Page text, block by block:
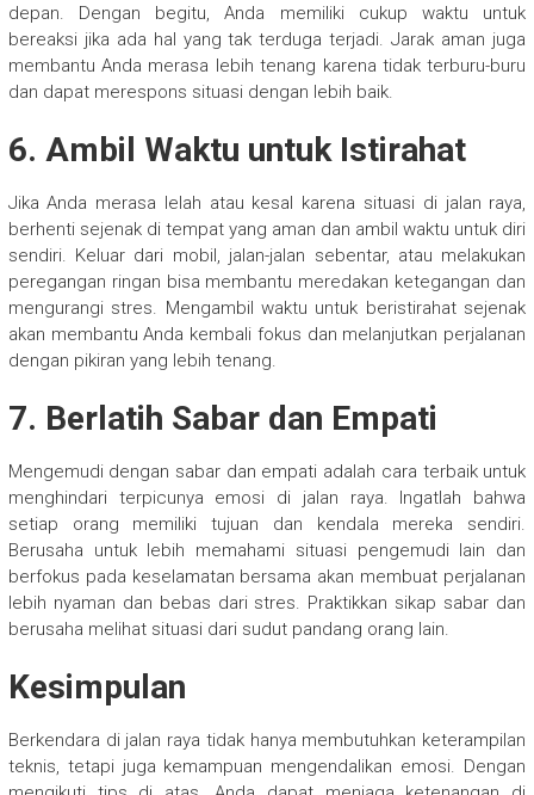
depan. Dengan begitu, Anda memiliki cukup waktu untuk
bereaksi jika ada hal yang tak terduga terjadi. Jarak aman juga
membantu Anda merasa lebih tenang karena tidak terburu-buru
dan dapat merespons situasi dengan lebih baik.
6. Ambil Waktu untuk Istirahat
Jika Anda merasa lelah atau kesal karena situasi di jalan raya,
berhenti sejenak di tempat yang aman dan ambil waktu untuk diri
sendiri. Keluar dari mobil, jalan-jalan sebentar, atau melakukan
peregangan ringan bisa membantu meredakan ketegangan dan
mengurangi stres. Mengambil waktu untuk beristirahat sejenak
akan membantu Anda kembali fokus dan melanjutkan perjalanan
dengan pikiran yang lebih tenang.
7. Berlatih Sabar dan Empati
Mengemudi dengan sabar dan empati adalah cara terbaik untuk
menghindari terpicunya emosi di jalan raya. Ingatlah bahwa
setiap orang memiliki tujuan dan kendala mereka sendiri.
Berusaha untuk lebih memahami situasi pengemudi lain dan
berfokus pada keselamatan bersama akan membuat perjalanan
lebih nyaman dan bebas dari stres. Praktikkan sikap sabar dan
berusaha melihat situasi dari sudut pandang orang lain.
Kesimpulan
Berkendara di jalan raya tidak hanya membutuhkan keterampilan
teknis, tetapi juga kemampuan mengendalikan emosi. Dengan